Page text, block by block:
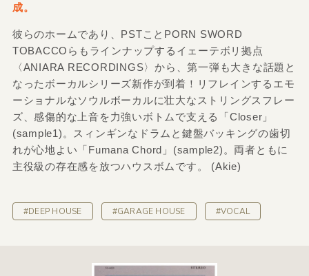
成。
彼らのホームであり、PSTことPORN SWORD
TOBACCOらもラインナップするイェーテボリ拠点
〈ANIARA RECORDINGS〉から、第一弾も大きな話題と
なったボーカルシリーズ新作が到着！リフレインするエモ
ーショナルなソウルボーカルに壮大なストリングスフレー
ズ、感傷的な上音を力強いボトムで支える「Closer」
(sample1)。スィンギンなドラムと鍵盤バッキングの歯切
れが心地よい「Fumana Chord」(sample2)。両者ともに
主役級の存在感を放つハウスボムです。 (Akie)
#DEEP HOUSE #GARAGE HOUSE #VOCAL